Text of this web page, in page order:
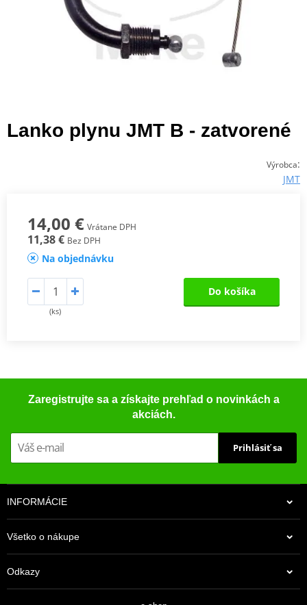
Lanko plynu JMT B - zatvorené
Výrobca:
JMT
14,00 € Vrátane DPH
11,38 € Bez DPH
Na objednávku
(ks)
Do košíka
Zaregistrujte sa a získajte prehľad o novinkách a
akciách.
Prihlásiť sa
INFORMÁCIE
Všetko o nákupe
Odkazy